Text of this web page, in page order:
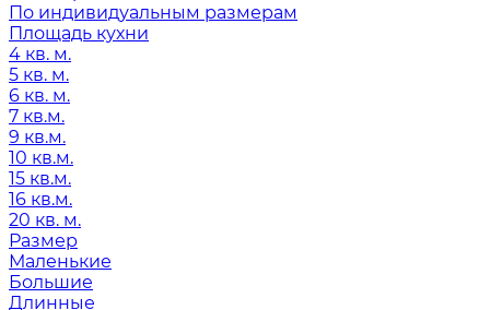
По индивидуальным размерам
Площадь кухни
4 кв. м.
5 кв. м.
6 кв. м.
7 кв.м.
9 кв.м.
10 кв.м.
15 кв.м.
16 кв.м.
20 кв. м.
Размер
Маленькие
Большие
Длинные